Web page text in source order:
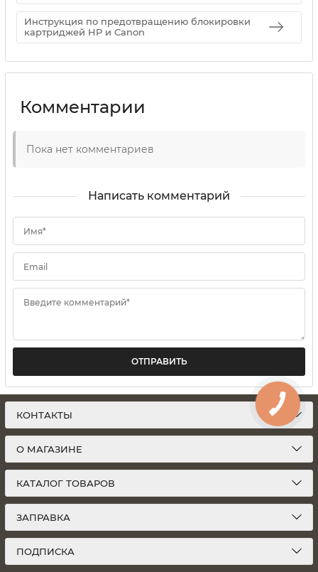
Инструкция по предотвращению блокировки
картриджей HP и Canon
Комментарии
Пока нет комментариев
Написать комментарий
Имя*
Email
Введите комментарий*
ОТПРАВИТЬ
КОНТАКТЫ
О МАГАЗИНЕ
КАТАЛОГ ТОВАРОВ
ЗАПРАВКА
ПОДПИСКА